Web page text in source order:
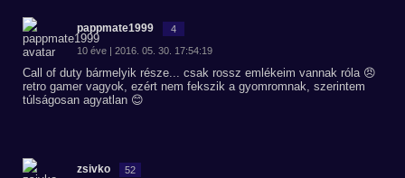
pappmate1999 4
10 éve | 2016. 05. 30. 17:54:19
Call of duty bármelyik része... csak rossz emlékeim vannak róla 😠
retro gamer vagyok, ezért nem fekszik a gyomromnak, szerintem
túlságosan agyatlan 😊
zsivko 52